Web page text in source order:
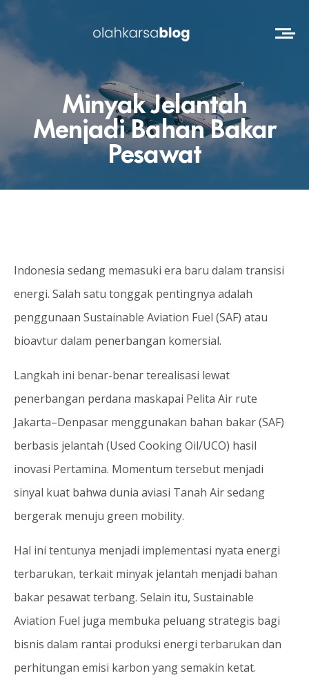
Minyak Jelantah
Menjadi Bahan Bakar
Pesawat
Indonesia sedang memasuki era baru dalam transisi
energi. Salah satu tonggak pentingnya adalah
penggunaan Sustainable Aviation Fuel (SAF) atau
bioavtur dalam penerbangan komersial.
Langkah ini benar-benar terealisasi lewat
penerbangan perdana maskapai Pelita Air rute
Jakarta–Denpasar menggunakan bahan bakar (SAF)
berbasis jelantah (Used Cooking Oil/UCO) hasil
inovasi Pertamina. Momentum tersebut menjadi
sinyal kuat bahwa dunia aviasi Tanah Air sedang
bergerak menuju green mobility.
Hal ini tentunya menjadi implementasi nyata energi
terbarukan, terkait minyak jelantah menjadi bahan
bakar pesawat terbang. Selain itu, Sustainable
Aviation Fuel juga membuka peluang strategis bagi
bisnis dalam rantai produksi energi terbarukan dan
perhitungan emisi karbon yang semakin ketat.